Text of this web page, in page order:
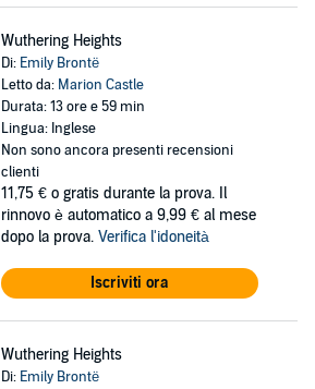
Wuthering Heights
Di: Emily Brontë
Letto da: Marion Castle
Durata: 13 ore e 59 min
Lingua: Inglese
Non sono ancora presenti recensioni
clienti
11,75 € o gratis durante la prova. Il
rinnovo è automatico a 9,99 € al mese
dopo la prova. Verifica l'idoneità
Iscriviti ora
Wuthering Heights
Di: Emily Brontë